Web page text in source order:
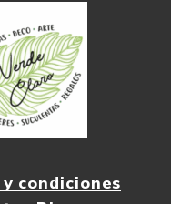
condiciones